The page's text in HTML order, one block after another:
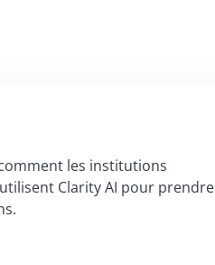
les institutions
Clarity AI pour prendre